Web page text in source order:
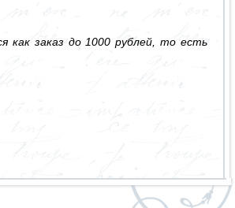
как заказ до 1000 рублей, то есть